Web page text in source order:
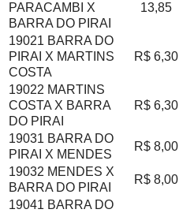
PARACAMBI X
BARRA DO PIRAI
13,85
19021 BARRA DO
PIRAI X MARTINS
COSTA
R$ 6,30
19022 MARTINS
COSTA X BARRA
DO PIRAI
R$ 6,30
19031 BARRA DO
PIRAI X MENDES
R$ 8,00
19032 MENDES X
BARRA DO PIRAI
R$ 8,00
19041 BARRA DO